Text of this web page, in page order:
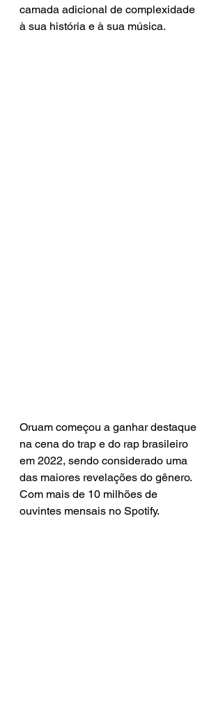
camada adicional de complexidade
à sua história e à sua música.
Oruam começou a ganhar destaque
na cena do trap e do rap brasileiro
em 2022, sendo considerado uma
das maiores revelações do gênero.
Com mais de 10 milhões de
ouvintes mensais no Spotify.